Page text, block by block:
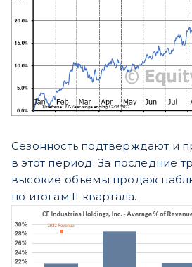
Сезонность подтверждают и
в этот период. За последние
высокие объемы продаж
по итогам II квартала.